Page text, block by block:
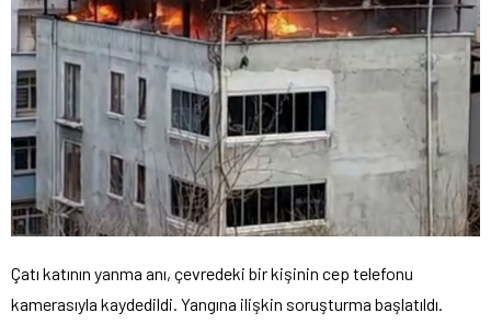
Çatı katının yanma anı, çevredeki bir kişinin cep telefonu
kamerasıyla kaydedildi. Yangına ilişkin soruşturma başlatıldı.